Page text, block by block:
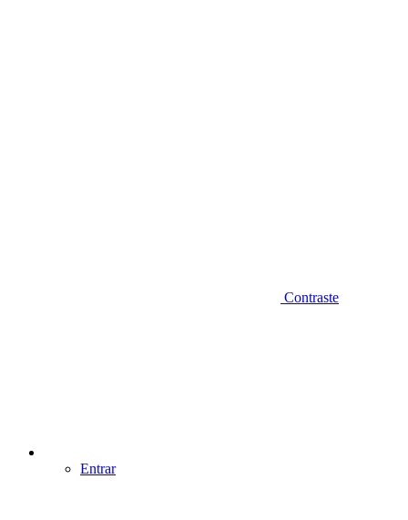
Contraste
Entrar